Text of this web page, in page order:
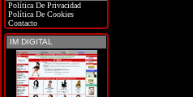
Política De Privacidad
Política De Cookies
Contacto
IM DIGITAL